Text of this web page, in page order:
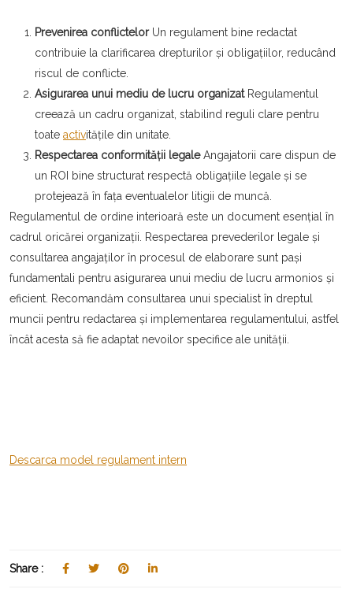
Prevenirea conflictelorUn regulament bine redactat
contribuie la clarificarea drepturilor și obligațiilor, reducând
riscul de conflicte.
Asigurarea unui mediu de lucru organizatRegulamentul
creează un cadru organizat, stabilind reguli clare pentru
toate activitățile din unitate.
Respectarea conformității legaleAngajatorii care dispun de
un ROI bine structurat respectă obligațiile legale și se
protejează în fața eventualelor litigii de muncă.
Regulamentul de ordine interioară este un document esențial în
cadrul oricărei organizații. Respectarea prevederilor legale și
consultarea angajaților în procesul de elaborare sunt pași
fundamentali pentru asigurarea unui mediu de lucru armonios și
eficient. Recomandăm consultarea unui specialist în dreptul
muncii pentru redactarea și implementarea regulamentului, astfel
încât acesta să fie adaptat nevoilor specifice ale unității.
Descarca model regulament intern
Share :